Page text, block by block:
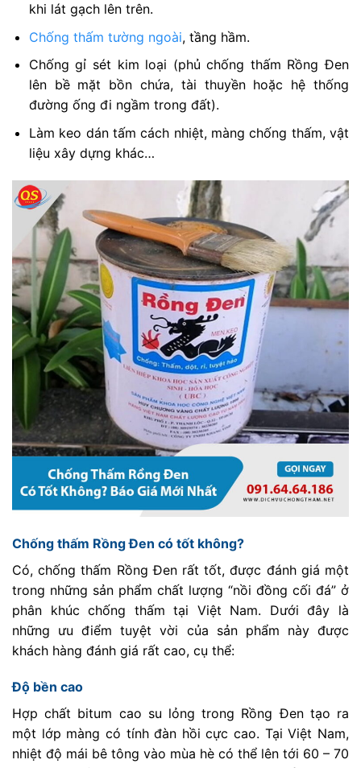
khi lát gạch lên trên.
Chống thấm tường ngoài, tầng hầm.
Chống gỉ sét kim loại (phủ chống thấm Rồng Đen
lên bề mặt bồn chứa, tài thuyền hoặc hệ thống
đường ống đi ngầm trong đất).
Làm keo dán tấm cách nhiệt, màng chống thấm, vật
liệu xây dựng khác…
Chống thấm Rồng Đen có tốt không?
Có, chống thấm Rồng Đen rất tốt, được đánh giá một
trong những sản phẩm chất lượng “nồi đồng cối đá” ở
phân khúc chống thấm tại Việt Nam. Dưới đây là
những ưu điểm tuyệt vời của sản phẩm này được
khách hàng đánh giá rất cao, cụ thể:
Độ bền cao
Hợp chất bitum cao su lỏng trong Rồng Đen tạo ra
một lớp màng có tính đàn hồi cực cao. Tại Việt Nam,
nhiệt độ mái bê tông vào mùa hè có thể lên tới 60 – 70